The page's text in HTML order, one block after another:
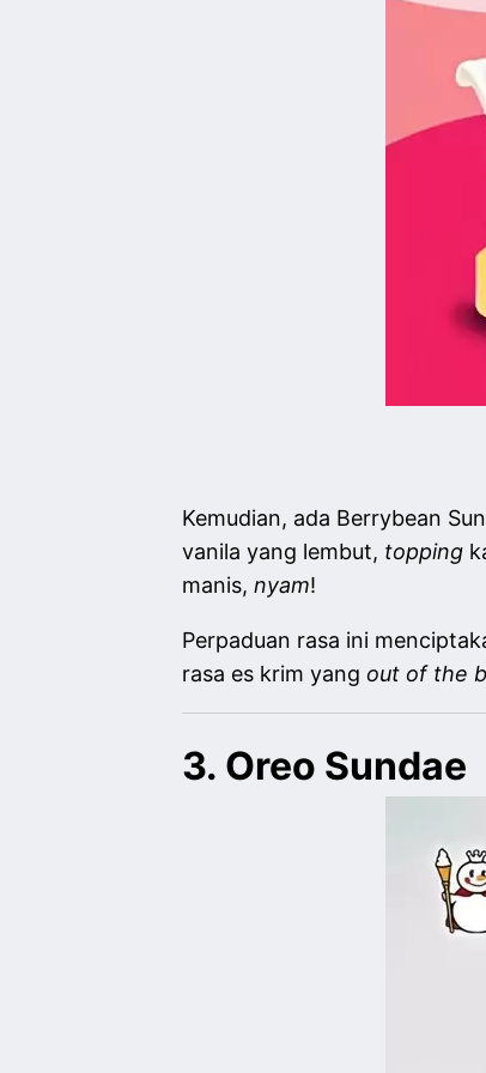
Kemudian, ada Berrybean
vanila yang lembut, topping
manis, nyam!
Perpaduan rasa ini
rasa es krim yang out of the
3. Oreo Sundae